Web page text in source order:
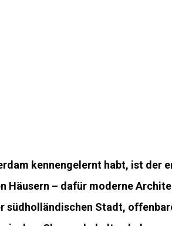
kennengelernt habt, ist
Häusern – dafür moderne
Stadt,